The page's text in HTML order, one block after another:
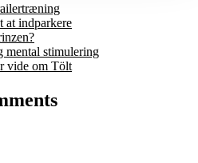
at indparkere
mental stimulering
vide om Tölt